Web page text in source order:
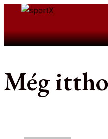
Skip
contentSearch
Még